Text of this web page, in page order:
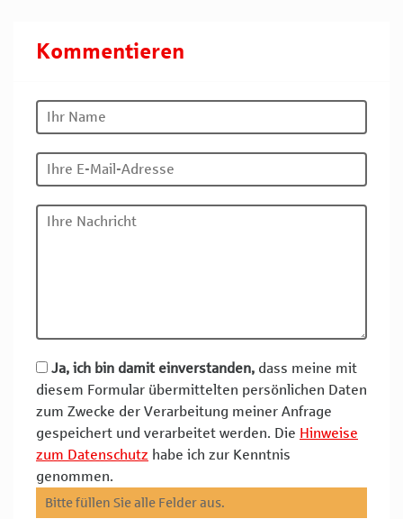
Kommentieren
Ja, ich bin damit einverstanden, dass meine mit
diesem Formular übermittelten persönlichen Daten
zum Zwecke der Verarbeitung meiner Anfrage
gespeichert und verarbeitet werden. Die Hinweise
zum Datenschutz habe ich zur Kenntnis
genommen.
Bitte füllen Sie alle Felder aus.